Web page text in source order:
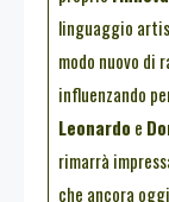
linguaggio
modo nuovo di
influenzando
Leonardo e
rimarrà
che ancora